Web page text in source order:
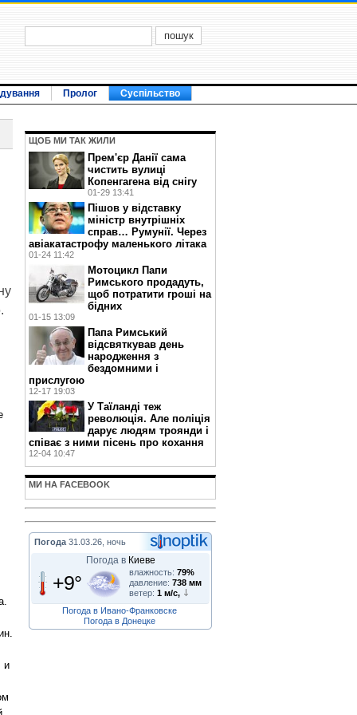
Пролог Суспільство
и
ЩОБ МИ ТАК ЖИЛИ
Прем'єр Данії сама
чистить вулиці
Копенгагена від снігу
01-29 13:41
Пішов у відставку
міністр внутрішніх
справ… Румунії. Через
авіакатастрофу маленького літака
01-24 11:42
Мотоцикл Папи
Римського продадуть,
щоб потратити гроші на
бідних
01-15 13:09
Папа Римський
відсвяткував день
народження з
бездомними і
прислугою
12-17 19:03
У Таїланді теж
революція. Але поліція
дарує людям троянди і
співає з ними пісень про кохання
12-04 10:47
МИ НА FACEBOOK
Погода 31.03.26, ночь
Погода в Киеве
+9° влажность: 79%
давление: 738 мм
ветер: 1 м/с,
Погода в Ивано-Франковске
Погода в Донецке